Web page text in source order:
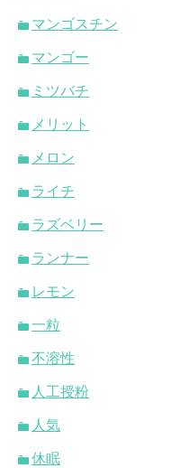
マンゴスチン
マンゴー
ミツバチ
メリット
メロン
ライチ
ラズベリー
ランナー
レモン
一粒
不溶性
人工授粉
人気
休眠